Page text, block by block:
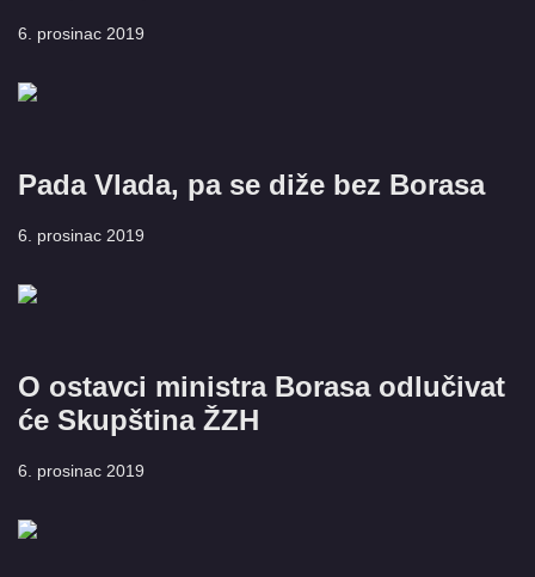
6. prosinac 2019
Pada Vlada, pa se diže bez Borasa
6. prosinac 2019
O ostavci ministra Borasa odlučivat
će Skupština ŽZH
6. prosinac 2019